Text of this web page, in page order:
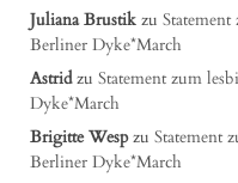
Juliana Brustik zu
Berliner Dyke*March
Astridzu Statement zum
Dyke*March
Brigitte Wespzu Statement
Berliner Dyke*March